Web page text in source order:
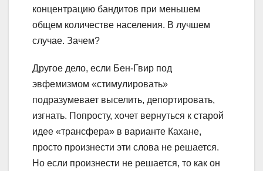
концентрацию бандитов при меньшем
общем количестве населения. В лучшем
случае. Зачем?
Другое дело, если Бен-Гвир под
эвфемизмом «стимулировать»
подразумевает выселить, депортировать,
изгнать. Попросту, хочет вернуться к старой
идее «трансфера» в варианте Кахане,
просто произнести эти слова не решается.
Но если произнести не решается, то как он